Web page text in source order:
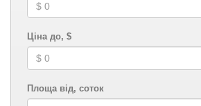
Ціна до, $
Площа від, соток